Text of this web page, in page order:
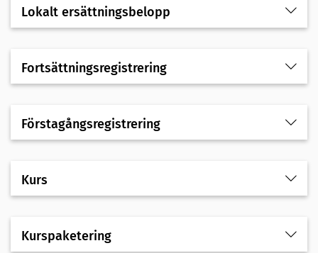
Lokalt ersättningsbelopp
Fortsättningsregistrering
Förstagångsregistrering
Kurs
Kurspaketering